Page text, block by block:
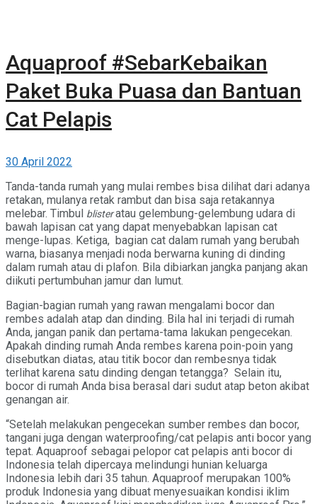
Aquaproof #SebarKebaikan
Paket Buka Puasa dan Bantuan
Cat Pelapis
30 April 2022
Tanda-tanda rumah yang mulai rembes bisa dilihat dari adanya
retakan, mulanya retak rambut dan bisa saja retakannya
melebar. Timbul blisteratau gelembung-gelembung udara di
bawah lapisan cat yang dapat menyebabkan lapisan cat
menge-lupas. Ketiga, bagian cat dalam rumah yang berubah
warna, biasanya menjadi noda berwarna kuning di dinding
dalam rumah atau di plafon. Bila dibiarkan jangka panjang akan
diikuti pertumbuhan jamur dan lumut.
Bagian-bagian rumah yang rawan mengalami bocor dan
rembes adalah atap dan dinding. Bila hal ini terjadi di rumah
Anda, jangan panik dan pertama-tama lakukan pengecekan.
Apakah dinding rumah Anda rembes karena poin-poin yang
disebutkan diatas, atau titik bocor dan rembesnya tidak
terlihat karena satu dinding dengan tetangga? Selain itu,
bocor di rumah Anda bisa berasal dari sudut atap beton akibat
genangan air.
“Setelah melakukan pengecekan sumber rembes dan bocor,
tangani juga dengan waterproofing/cat pelapis anti bocor yang
tepat. Aquaproof sebagai pelopor cat pelapis anti bocor di
Indonesia telah dipercaya melindungi hunian keluarga
Indonesia lebih dari 35 tahun. Aquaproof merupakan 100%
produk Indonesia yang dibuat menyesuaikan kondisi iklim